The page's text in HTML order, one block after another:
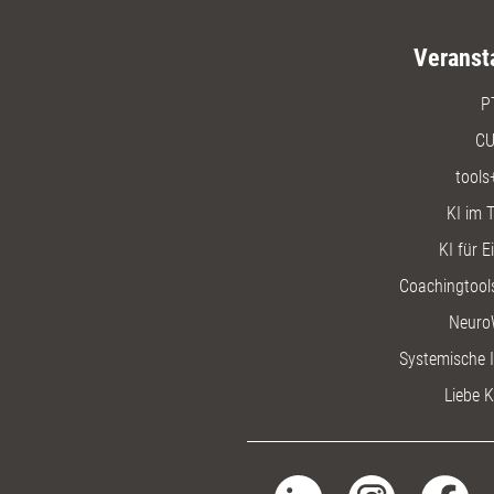
KI im
KI für
Systemische
Liebe